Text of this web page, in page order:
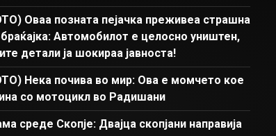
Оваа позната пејачка преживеа страшна
Автомобилот е целосно уништен,
детали ја шокираа јавноста!
Нека почива во мир: Ова е момчето кое
со мотоцикл во Радишани
среде Скопје: Двајца скопјани направија